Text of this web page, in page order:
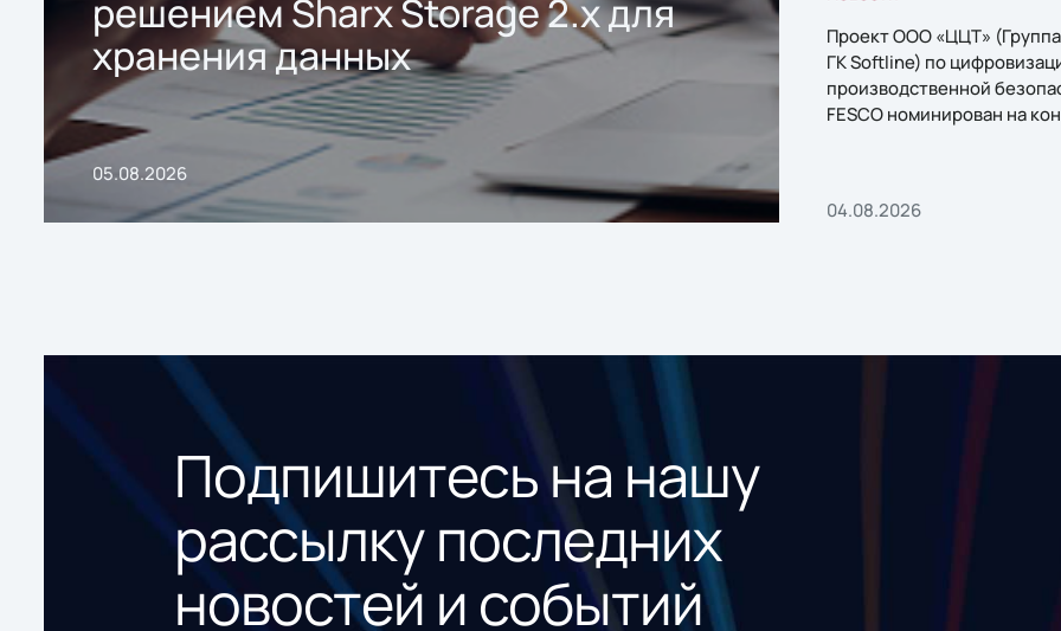
решением Sharx Storage 2.x для
хранения данных
05.08.2026
Проект ООО «ЦЦТ»
ГК Softline) по
производственной
FESCO номинирован на
04.08.2026
Подпишитесь на нашу
рассылку последних
новостей и событий